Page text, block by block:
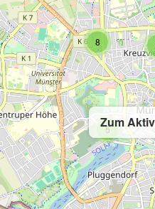
Zum
8
5